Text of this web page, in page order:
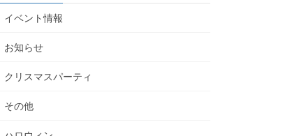
イベント情報
お知らせ
クリスマスパーティ
その他